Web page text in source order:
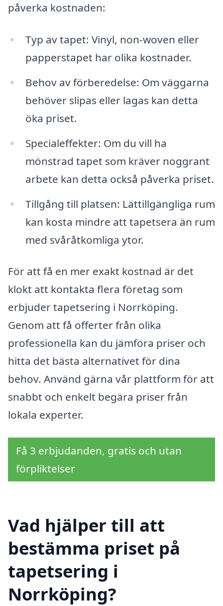
påverka kostnaden:
Typ av tapet: Vinyl, non-woven eller
papperstapet har olika kostnader.
Behov av förberedelse: Om väggarna
behöver slipas eller lagas kan detta
öka priset.
Specialeffekter: Om du vill ha
mönstrad tapet som kräver noggrant
arbete kan detta också påverka priset.
Tillgång till platsen: Lättillgängliga rum
kan kosta mindre att tapetsera än rum
med svåråtkomliga ytor.
För att få en mer exakt kostnad är det
klokt att kontakta flera företag som
erbjuder tapetsering i Norrköping.
Genom att få offerter från olika
professionella kan du jämföra priser och
hitta det bästa alternativet för dina
behov. Använd gärna vår plattform för att
snabbt och enkelt begära priser från
lokala experter.
Få 3 erbjudanden, gratis och utan
förpliktelser
Vad hjälper till att
bestämma priset på
tapetsering i
Norrköping?